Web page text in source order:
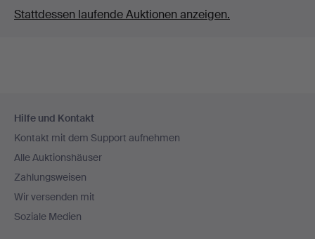
Stattdessen laufende Auktionen anzeigen.
Navigation
Hilfe und Kontakt
Kontakt mit dem Support aufnehmen
Alle Auktionshäuser
Zahlungsweisen
Wir versenden mit
Soziale Medien